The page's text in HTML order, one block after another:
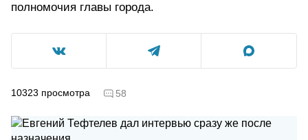
полномочия главы города.
10323 просмотра 58